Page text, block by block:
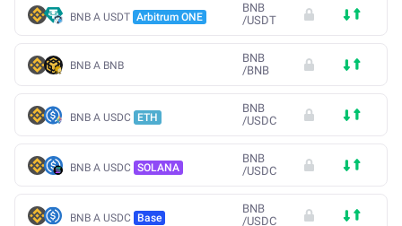
BNB A USDT Arbitrum ONE
BNB
/USDT
BNB A BNB
BNB
/BNB
BNB A USDC ETH
BNB
/USDC
BNB A USDC SOLANA
BNB
/USDC
BNB A USDC Base
BNB
/USDC